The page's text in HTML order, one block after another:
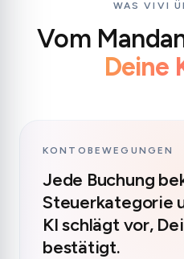
WAS VIVI
Vom
Deine
KONTOBEWEGUNGEN
Jede Buchung
Steuerkategorie
KI schlägt vor,
bestätigt.